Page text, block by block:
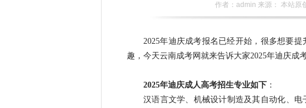
作者：admin 来源： 本站原
2025年迪庆成考报名已经开始，很多想要
趣，今天云南成考网就来告诉大家2025年迪庆成
2025年迪庆成人高考招生专业如下 ：
汉语言文学、机械设计制造及其自动化、电